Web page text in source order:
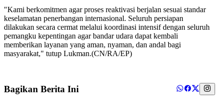
"Kami berkomitmen agar proses reaktivasi berjalan sesuai standar
keselamatan penerbangan internasional. Seluruh persiapan
dilakukan secara cermat melalui koordinasi intensif dengan seluruh
pemangku kepentingan agar bandar udara dapat kembali
memberikan layanan yang aman, nyaman, dan andal bagi
masyarakat," tutup Lukman.(CN/RA/EP)
Bagikan Berita Ini